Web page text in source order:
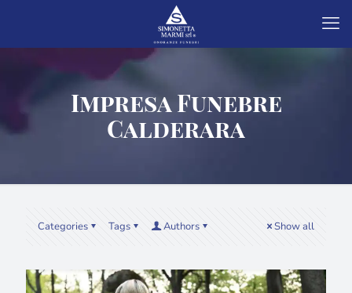
Impresa Funebre
Calderara
Categories Tags Authors Show all